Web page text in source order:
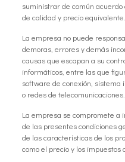
suministrar de común acuerdo
de calidad y precio equivalente.
La empresa no puede
demoras, errores y demás
causas que escapan a su
informáticos, entre las que
software de conexión, sistema
o redes de telecomunicaciones.
La empresa se compromete a
de las presentes condiciones
de las características de los
como el precio y los impuestos